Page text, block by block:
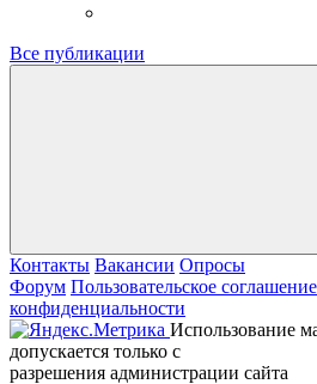
Все публикации
Контакты Вакансии Опросы
Форум Пользовательское соглашение
конфиденциальности
Использование
допускается только с
разрешения администрации сайта